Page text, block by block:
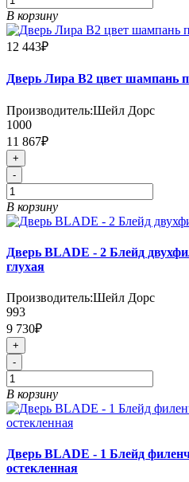
В корзину
12 443₽
Дверь Лира В2 цвет шампань
Производитель:Шейл Дорс
1000
11 867₽
+
-
В корзину
Дверь BLADE - 2 Блейд
глухая
Производитель:Шейл Дорс
993
9 730₽
+
-
В корзину
Дверь BLADE - 1 Блейд
остекленная